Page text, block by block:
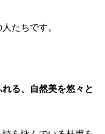
たちです。
る、自然美を悠々と